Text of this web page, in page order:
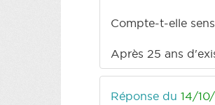
Compte-t-elle
Après 25 ans
Réponse du 14/